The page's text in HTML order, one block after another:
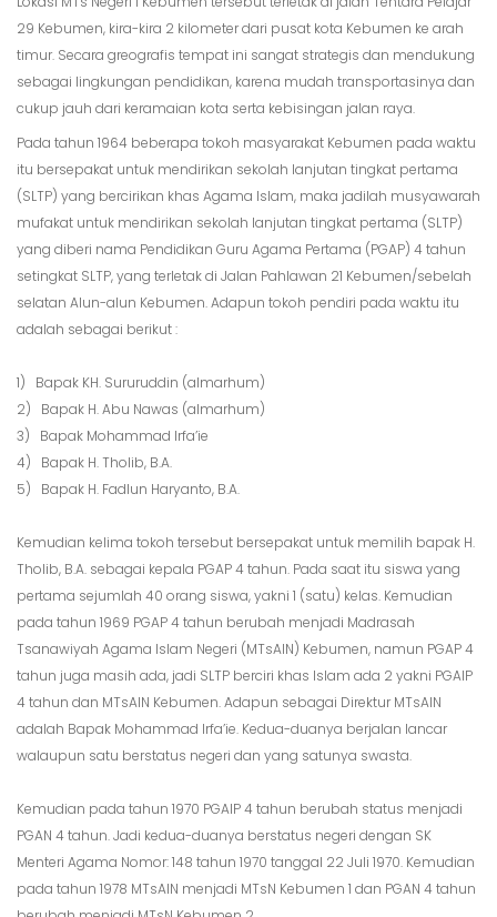
29 Kebumen, kira-kira 2 kilometer dari pusat kota Kebumen ke arah
timur. Secara greografis tempat ini sangat strategis dan mendukung
sebagai lingkungan pendidikan, karena mudah transportasinya dan
cukup jauh dari keramaian kota serta kebisingan jalan raya.
Pada tahun 1964 beberapa tokoh masyarakat Kebumen pada waktu
itu bersepakat untuk mendirikan sekolah lanjutan tingkat pertama
(SLTP) yang bercirikan khas Agama Islam, maka jadilah musyawarah
mufakat untuk mendirikan sekolah lanjutan tingkat pertama (SLTP)
yang diberi nama Pendidikan Guru Agama Pertama (PGAP) 4 tahun
setingkat SLTP, yang terletak di Jalan Pahlawan 21 Kebumen/sebelah
selatan Alun-alun Kebumen. Adapun tokoh pendiri pada waktu itu
adalah sebagai berikut :
1) Bapak KH. Sururuddin (almarhum)
2) Bapak H. Abu Nawas (almarhum)
3) Bapak Mohammad Irfa’ie
4) Bapak H. Tholib, B.A.
5) Bapak H. Fadlun Haryanto, B.A.
Kemudian kelima tokoh tersebut bersepakat untuk memilih bapak H.
Tholib, B.A. sebagai kepala PGAP 4 tahun. Pada saat itu siswa yang
pertama sejumlah 40 orang siswa, yakni 1 (satu) kelas. Kemudian
pada tahun 1969 PGAP 4 tahun berubah menjadi Madrasah
Tsanawiyah Agama Islam Negeri (MTsAIN) Kebumen, namun PGAP 4
tahun juga masih ada, jadi SLTP berciri khas Islam ada 2 yakni PGAIP
4 tahun dan MTsAIN Kebumen. Adapun sebagai Direktur MTsAIN
adalah Bapak Mohammad Irfa’ie. Kedua-duanya berjalan lancar
walaupun satu berstatus negeri dan yang satunya swasta.
Kemudian pada tahun 1970 PGAIP 4 tahun berubah status menjadi
PGAN 4 tahun. Jadi kedua-duanya berstatus negeri dengan SK
Menteri Agama Nomor: 148 tahun 1970 tanggal 22 Juli 1970. Kemudian
pada tahun 1978 MTsAIN menjadi MTsN Kebumen 1 dan PGAN 4 tahun